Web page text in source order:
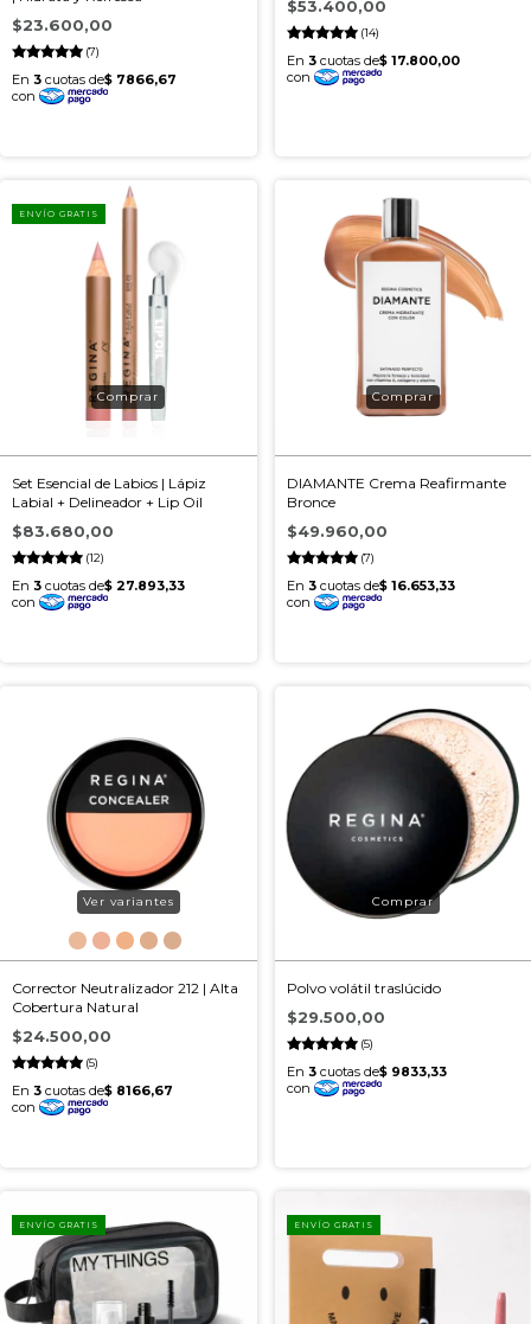
(7)
$23.600,00 (14)
$53.400,00
ENVÍO GRATIS
Set Esencial de Labios | Lápiz
Labial + Delineador + Lip Oil
(12)
$83.680,00
DIAMANTE Crema Reafirmante
Bronce
(7)
$49.960,00
Corrector Neutralizador 212 | Alta
Cobertura Natural
(5)
$24.500,00
Ver variantes
Polvo volátil traslúcido
(5)
$29.500,00
ENVÍO GRATIS ENVÍO GRATIS